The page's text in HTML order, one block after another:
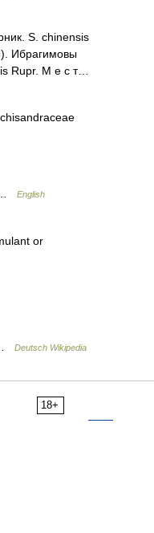
S. chinensis
Ибрагимовы
Rupr. М е с т…
…
English
or
Deutsch Wikipedia
18+